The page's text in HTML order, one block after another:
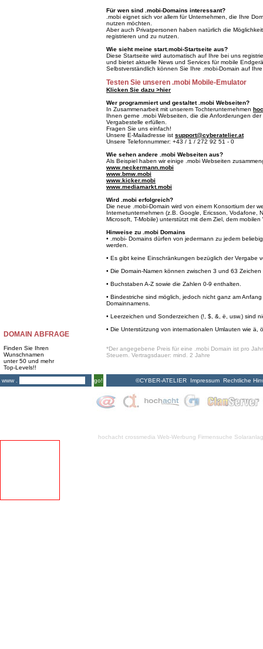
DOMAIN ABFRAGE
Finden Sie Ihren
Wunschnamen
unter 50 und mehr
Top-Levels!!
www .
go!
Für wen sind .mobi-Domains interessant?
.mobi eignet sich vor allem für Unternehmen, die Ihre
nutzen möchten.
Aber auch Privatpersonen haben natürlich die
registrieren und zu nutzen.
Wie sieht meine start.mobi-Startseite aus?
Diese Startseite wird automatisch auf Ihre bei uns
und bietet aktuelle News und Services für mobile
Selbstverständlich können Sie Ihre .mobi-Domain auf
Testen Sie unseren .mobi Mobile-Emulator
Klicken Sie dazu >hier
Wer programmiert und gestaltet .mobi Webseiten?
In Zusammenarbeit mit unserem Tochterunternehmen
Ihnen gerne .mobi Webseiten, die die Anforderungen
Vergabestelle erfüllen.
Fragen Sie uns einfach!
Unsere E-Mailadresse ist support@cyberatelier.at
Unsere Telefonnummer: +43 / 1 / 272 92 51 - 0
Wie sehen andere .mobi Webseiten aus?
Als Beispiel haben wir einige .mobi Webseiten
www.neckermann.mobi
www.bmw.mobi
www.kicker.mobi
www.mediamarkt.mobi
Wird .mobi erfolgreich?
Die neue .mobi-Domain wird von einem Konsortium der
Internetunternehmen (z.B. Google, Ericsson, Vodafone,
Microsoft, T-Mobile) unterstützt mit dem Ziel, dem
Hinweise zu .mobi Domains
• .mobi- Domains dürfen von jedermann zu jedem
werden.
• Es gibt keine Einschränkungen bezüglich der Vergabe
• Die Domain-Namen können zwischen 3 und 63
• Buchstaben A-Z sowie die Zahlen 0-9 enthalten.
• Bindestriche sind möglich, jedoch nicht ganz am
Domainnamens.
• Leerzeichen und Sonderzeichen (!, $, &, ë, usw.) sind
• Die Unterstützung von internationalen Umlauten wie ä,
*Der angegebene Preis für eine .mobi Domain ist pro
Steuern. Vertragsdauer: mind. 2 Jahre
©CYBER-ATELIER Impressum Rechtliche
hochacht crossmedia Web-Werbung Firmensuche